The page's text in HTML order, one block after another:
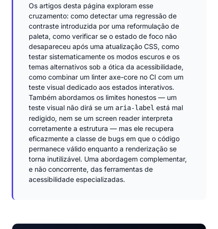
Os artigos desta página exploram esse
cruzamento: como detectar uma regressão de
contraste introduzida por uma reformulação de
paleta, como verificar se o estado de foco não
desapareceu após uma atualização CSS, como
testar sistematicamente os modos escuros e os
temas alternativos sob a ótica da acessibilidade,
como combinar um linter axe-core no CI com um
teste visual dedicado aos estados interativos.
Também abordamos os limites honestos — um
teste visual não dirá se um aria-label está mal
redigido, nem se um screen reader interpreta
corretamente a estrutura — mas ele recupera
eficazmente a classe de bugs em que o código
permanece válido enquanto a renderização se
torna inutilizável. Uma abordagem complementar,
e não concorrente, das ferramentas de
acessibilidade especializadas.